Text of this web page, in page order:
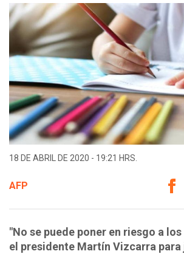
18 DE ABRIL DE 2020 - 19:21 HRS.
AFP
"No se puede poner en riesgo a
el presidente Martín Vizcarra